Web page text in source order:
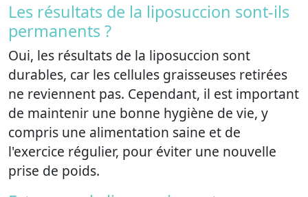
Les résultats de la liposuccion sont-ils
permanents ?
Oui, les résultats de la liposuccion sont
durables, car les cellules graisseuses retirées
ne reviennent pas. Cependant, il est important
de maintenir une bonne hygiène de vie, y
compris une alimentation saine et de
l'exercice régulier, pour éviter une nouvelle
prise de poids.